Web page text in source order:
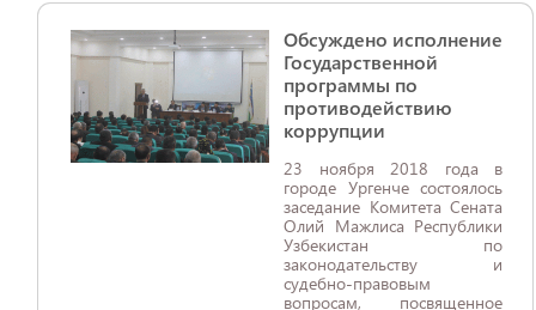
Обсуждено исполнение
Государственной
программы по
противодействию
коррупции
23 ноября 2018 года в
городе Ургенче состоялось
заседание Комитета Сената
Олий Мажлиса Республики
Узбекистан по
законодательству и
судебно-правовым
вопросам, посвященное